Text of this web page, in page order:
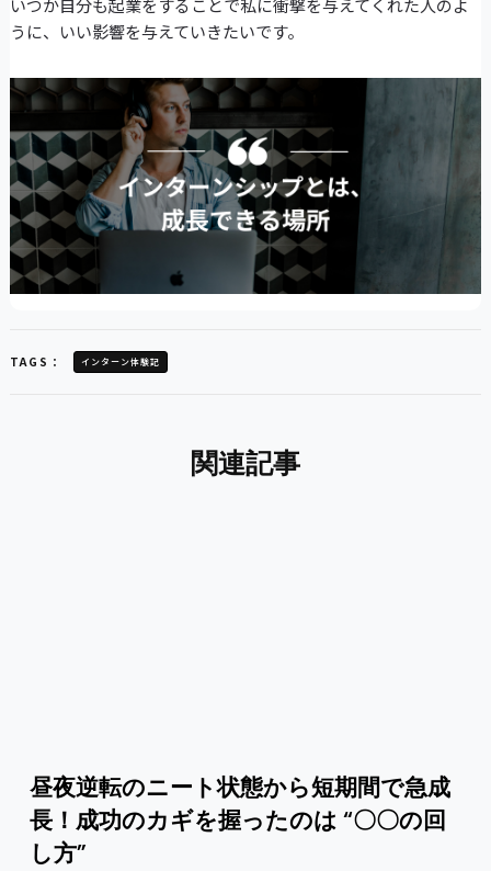
うに、いい影響を与えていきたいです。
TAGS： インターン体験記
関連記事
昼夜逆転のニート状態から短期間で急成
長！成功のカギを握ったのは “〇〇の回
し方”